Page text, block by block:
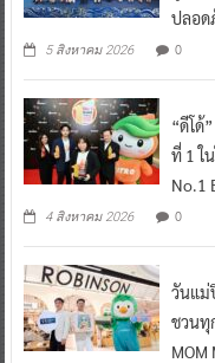
ปลอด
5 สิงหาคม 2026 0
“ดีโด้
ที่ 1 ใ
No.1
4 สิงหาคม 2026 0
วันแม่
ชวนทุ
MOM